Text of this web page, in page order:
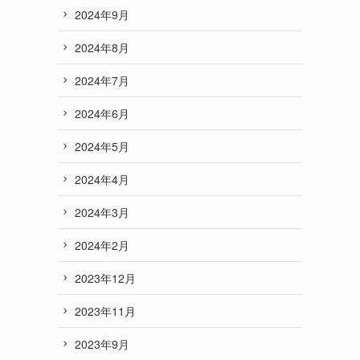
2024年9月
2024年8月
2024年7月
2024年6月
2024年5月
2024年4月
2024年3月
2024年2月
2023年12月
2023年11月
2023年9月